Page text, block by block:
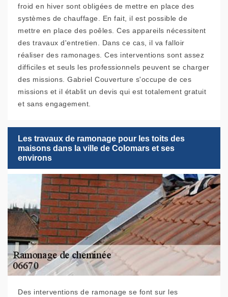
froid en hiver sont obligées de mettre en place des
systèmes de chauffage. En fait, il est possible de
mettre en place des poêles. Ces appareils nécessitent
des travaux d'entretien. Dans ce cas, il va falloir
réaliser des ramonages. Ces interventions sont assez
difficiles et seuls les professionnels peuvent se charger
des missions. Gabriel Couverture s'occupe de ces
missions et il établit un devis qui est totalement gratuit
et sans engagement.
Les travaux de ramonage pour les toits des
maisons dans la ville de Colomars et ses
environs
Des interventions de ramonage se font sur les